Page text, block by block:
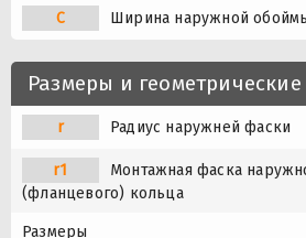
C Ширина наружной
Размеры и
r Радиус наружней фаски
r1
Монтажная фаска
(фланцевого) кольца
Размеры